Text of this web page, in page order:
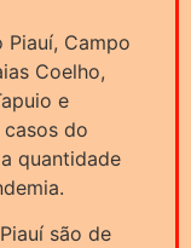
Piauí, Campo
Coelho,
e
do
quantidade
são de